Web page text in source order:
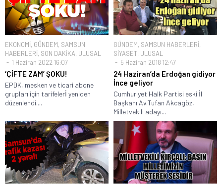
EKONOMİ, GÜNDEM, SAMSUN
HABERLERİ, SON DAKİKA, ULUSAL
1 Haziran 2022 16:07
‘ÇİFTE ZAM’ ŞOKU!
EPDK, mesken ve ticari abone
grupları için tarifelerİ yeniden
düzenlendi....
GÜNDEM, SAMSUN HABERLERİ,
SİYASET, ULUSAL
5 Haziran 2018 12:47
24 Haziran’da Erdoğan gidiyor
İnce geliyor
Cumhuriyet Halk Partisi eski İl
Başkanı Av.Tufan Akcagöz,
Milletvekili adayı...